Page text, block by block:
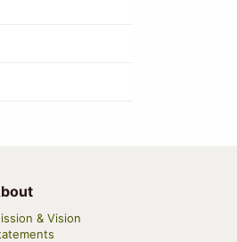
& Vision